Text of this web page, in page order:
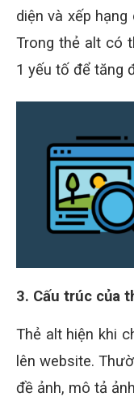
diện và xếp
Trong thẻ alt có
1 yếu tố để tăng
3. Cấu trúc của
Thẻ alt hiện khi
lên website.
đề ảnh, mô tả